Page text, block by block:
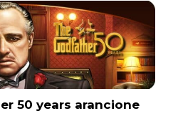
50 years arancione